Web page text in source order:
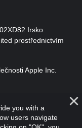
Irsko.
prostřednictvím
Apple Inc.
you with a
users navigate